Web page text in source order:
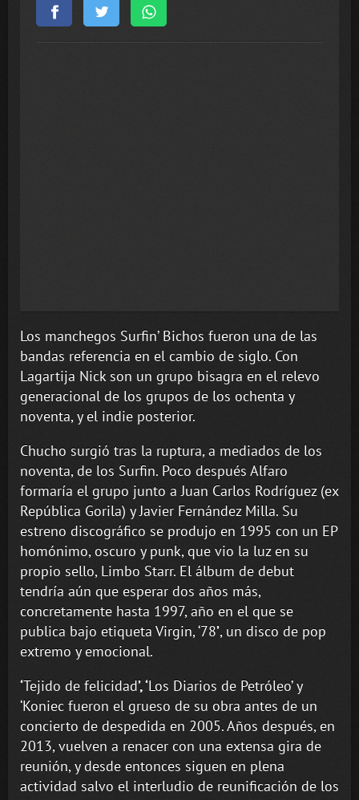
Los manchegos Surfin’ Bichos fueron una de las
bandas referencia en el cambio de siglo. Con
Lagartija Nick son un grupo bisagra en el relevo
generacional de los grupos de los ochenta y
noventa, y el indie posterior.
Chucho surgió tras la ruptura, a mediados de los
noventa, de los Surfin. Poco después Alfaro
formaría el grupo junto a Juan Carlos Rodríguez (ex
República Gorila) y Javier Fernández Milla. Su
estreno discográfico se produjo en 1995 con un EP
homónimo, oscuro y punk, que vio la luz en su
propio sello, Limbo Starr. El álbum de debut
tendría aún que esperar dos años más,
concretamente hasta 1997, año en el que se
publica bajo etiqueta Virgin, ‘78’, un disco de pop
extremo y emocional.
‘Tejido de felicidad’, ‘Los Diarios de Petróleo’ y
‘Koniec fueron el grueso de su obra antes de un
concierto de despedida en 2005. Años después, en
2013, vuelven a renacer con una extensa gira de
reunión, y desde entonces siguen en plena
actividad salvo el interludio de reunificación de los